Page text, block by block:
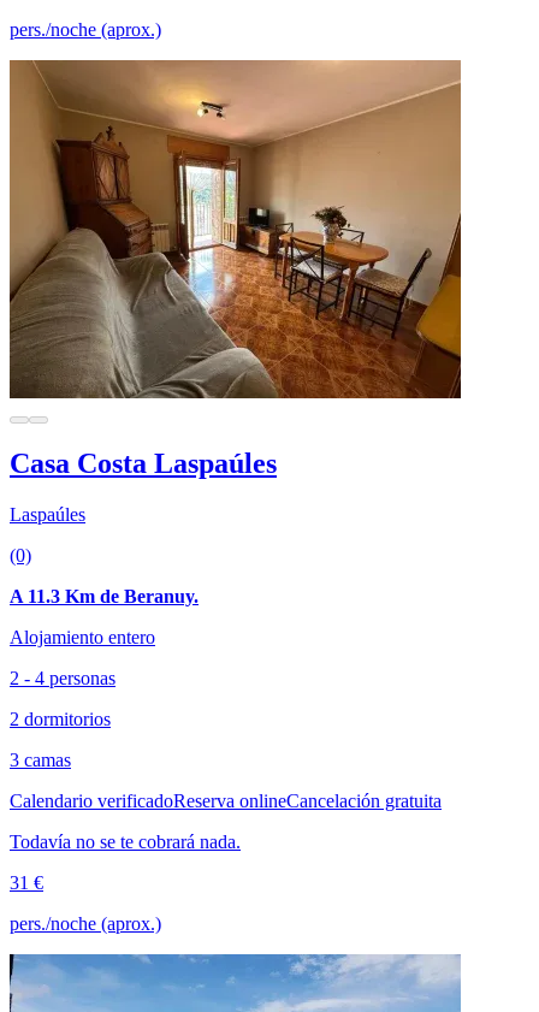
pers./noche (aprox.)
Casa Costa Laspaúles
Laspaúles
(0)
A 11.3 Km de Beranuy.
Alojamiento entero
2 - 4 personas
2 dormitorios
3 camas
Calendario verificadoReserva onlineCancelación gratuita
Todavía no se te cobrará nada.
31 €
pers./noche (aprox.)